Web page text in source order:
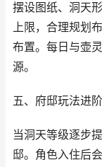
摆设图纸、洞天
上限，合理规划
布置。每日与壶
源。
五、府邸玩法进
当洞天等级逐步
邸。角色入住后